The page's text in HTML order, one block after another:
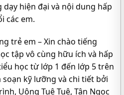
hiện đại và nội dung hấp
các em.
trẻ em – Xin chào tiếng
tập vô cùng hữu ích và hấp
học từ lớp 1 đến lớp 5 trên
kỹ lưỡng và chi tiết bởi
Uông Tuệ Tuệ, Tân Ngọc